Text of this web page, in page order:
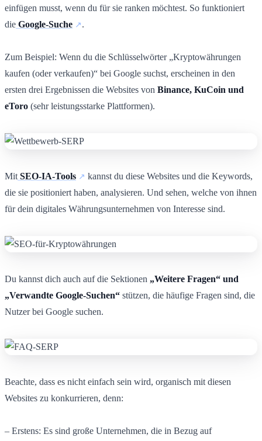
einfügen musst, wenn du für sie ranken möchtest. So funktioniert
die Google-Suche .
Zum Beispiel: Wenn du die Schlüsselwörter „Kryptowährungen
kaufen (oder verkaufen)“ bei Google suchst, erscheinen in den
ersten drei Ergebnissen die Websites von Binance, KuCoin und
eToro (sehr leistungsstarke Plattformen).
Mit SEO-IA-Tools
kannst du diese Websites und die Keywords,
die sie positioniert haben, analysieren. Und sehen, welche von ihnen
für dein digitales Währungsunternehmen von Interesse sind.
Du kannst dich auch auf die Sektionen „Weitere Fragen“ und
„Verwandte Google-Suchen“ stützen, die häufige Fragen sind, die
Nutzer bei Google suchen.
Beachte, dass es nicht einfach sein wird, organisch mit diesen
Websites zu konkurrieren, denn:
– Erstens: Es sind große Unternehmen, die in Bezug auf